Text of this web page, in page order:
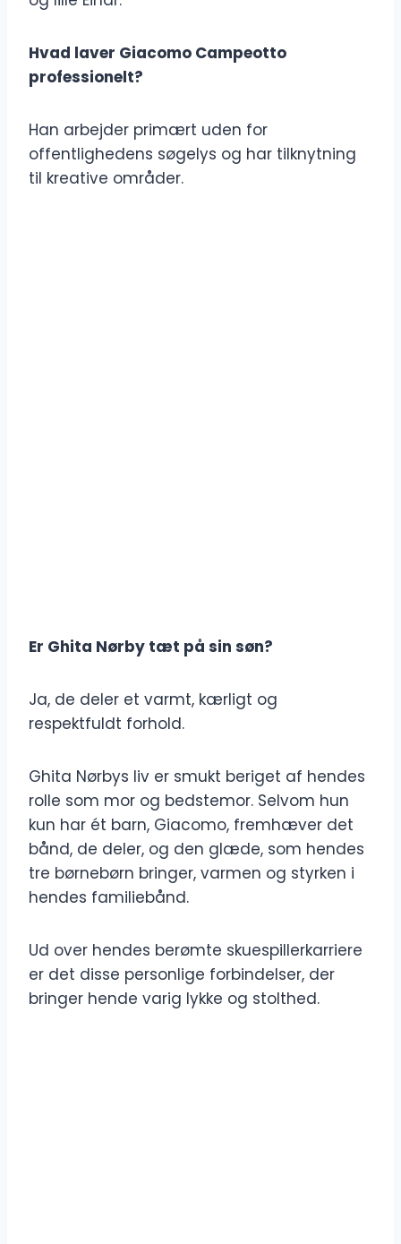
Hvad laver Giacomo Campeotto
professionelt?
Han arbejder primært uden for
offentlighedens søgelys og har tilknytning
til kreative områder.
Er Ghita Nørby tæt på sin søn?
Ja, de deler et varmt, kærligt og
respektfuldt forhold.
Ghita Nørbys liv er smukt beriget af hendes
rolle som mor og bedstemor. Selvom hun
kun har ét barn, Giacomo, fremhæver det
bånd, de deler, og den glæde, som hendes
tre børnebørn bringer, varmen og styrken i
hendes familiebånd.
Ud over hendes berømte skuespillerkarriere
er det disse personlige forbindelser, der
bringer hende varig lykke og stolthed.